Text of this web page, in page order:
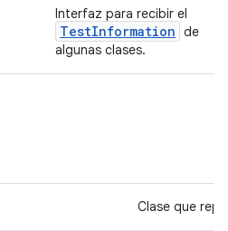
Interfaz para recibir el
TestInformation de
algunas clases.
Clase que